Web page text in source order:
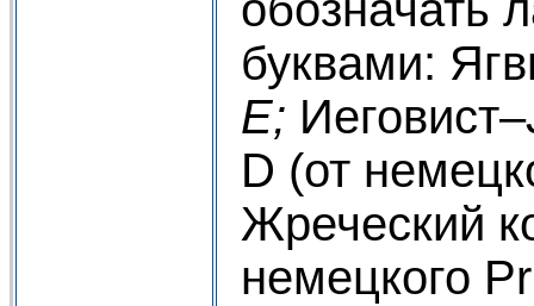
буквами:
Е;
D (от
Жреческий
немецкого